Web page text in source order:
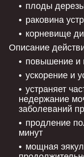
плоды
раковина
корневище
Описание
повышение и
ускорение и
устраняет
недержание
заболеваний
продление
минут
мощная